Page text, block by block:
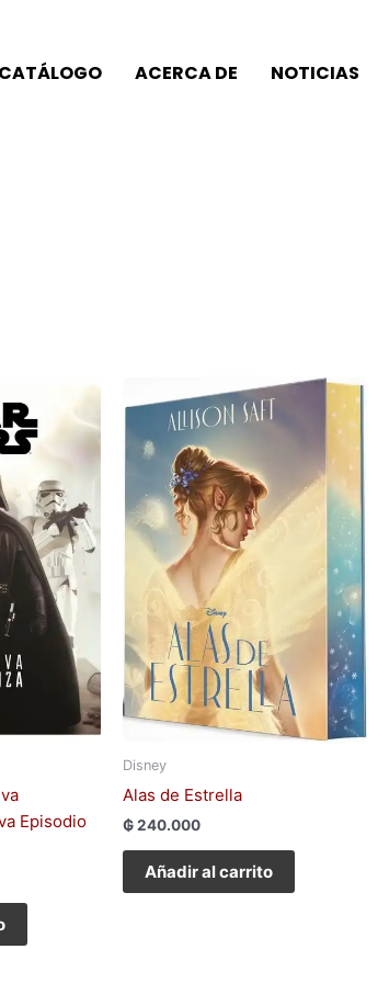
CATÁLOGO ACERCA DE NOTICIAS
Episodio
Disney
Alas de Estrella
₲240.000
Añadir al carrito